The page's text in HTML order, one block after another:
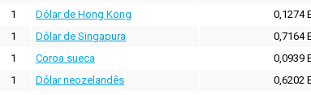
1 Dólar de Hong Kong
0,1274
1 Dólar de Singapura
0,7164
1 Coroa sueca
0,0939
1 Dólar neozelandês
0,6202